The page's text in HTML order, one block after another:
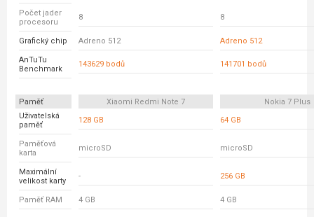
Počet jader
procesoru
8 8
Grafický chip Adreno 512 Adreno 512
AnTuTu
Benchmark
143629 bodů 141701 bodů
Paměť Xiaomi Redmi Note 7
Nokia 7 Plus
Uživatelská
paměť
128 GB 64 GB
Paměťová
karta
microSD microSD
Maximální
velikost karty
- 256 GB
Paměť RAM 4 GB 4 GB